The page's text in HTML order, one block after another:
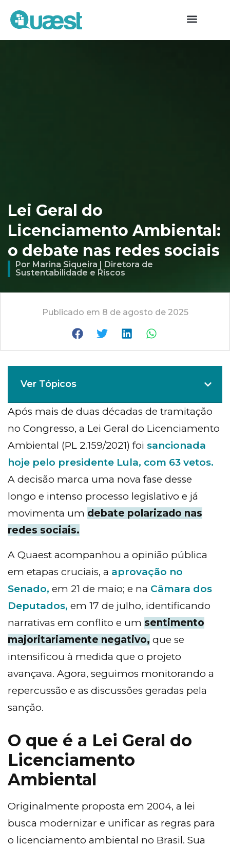
Lei Geral do
Licenciamento Ambiental:
o debate nas redes sociais
Por Marina Siqueira | Diretora de
Sustentabilidade e Riscos
Publicado em 8 de agosto de 2025
Ver Tópicos
Após mais de duas décadas de tramitação
no Congresso, a Lei Geral do Licenciamento
Ambiental (PL 2.159/2021) foi sancionada
hoje pelo presidente Lula, com 63 vetos.
A decisão marca uma nova fase desse
longo e intenso processo legislativo e já
movimenta um debate polarizado nas
redes sociais.
A Quaest acompanhou a opinião pública
em etapas cruciais, a aprovação no
Senado, em 21 de maio; e na Câmara dos
Deputados, em 17 de julho, identificando
narrativas em conflito e um sentimento
majoritariamente negativo, que se
intensificou à medida que o projeto
avançava. Agora, seguimos monitorando a
repercussão e as discussões geradas pela
sanção.
O que é a Lei Geral do
Licenciamento
Ambiental
Originalmente proposta em 2004, a lei
busca modernizar e unificar as regras para
o licenciamento ambiental no Brasil. Sua